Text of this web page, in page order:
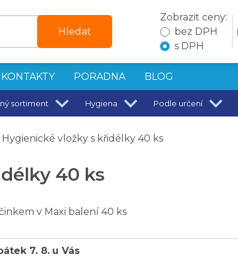
Hledat
Zobrazit ceny:
bez DPH
s DPH
KONTAKTY PORADNA BLOG
sortiment Hygiena Podle určení
vložky s křidélky 40 ks
40 ks
v Maxi balení 40 ks
7. 8. u Vás